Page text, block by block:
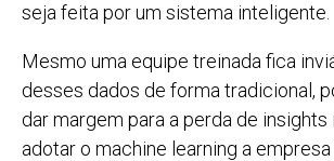
seja feita por um sistema inteligente.
Mesmo uma equipe treinada fica
desses dados de forma tradicional,
dar margem para a perda de
adotar o machine learning a